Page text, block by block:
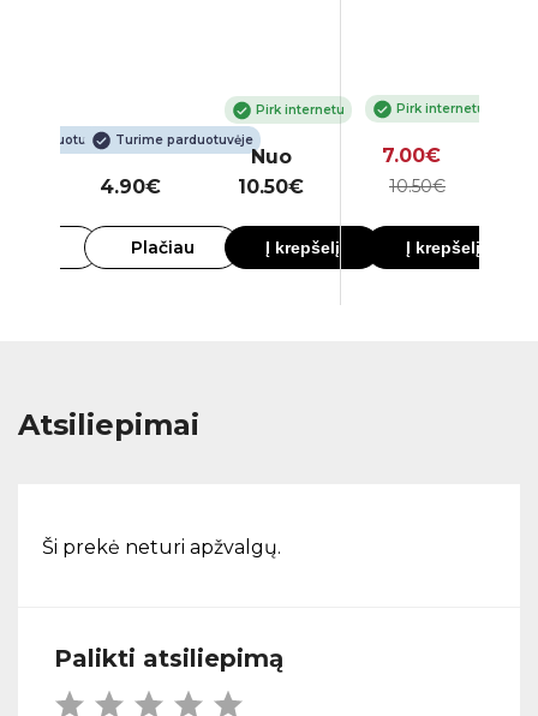
parduotuvėje Turime parduotuvėje
4.90€
Plačiau
Pirk internetu
Nuo
10.50€
Į krepšelį
Pirk internetu
7.00€
10.50€
Į krepšelį
Atsiliepimai
Ši prekė neturi apžvalgų.
Palikti atsiliepimą